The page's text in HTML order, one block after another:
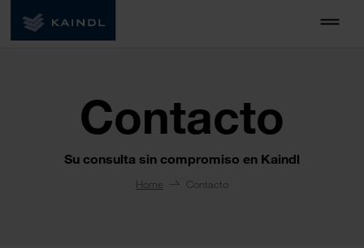
Contacto
Su consulta sin compromiso en Kaindl
Home Contacto